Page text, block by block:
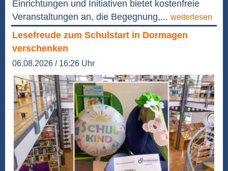
Einrichtungen und Initiativen bietet kostenfreie
Veranstaltungen an, die Begegnung,... weiterlesen
Lesefreude zum Schulstart in Dormagen
verschenken
06.08.2026 / 16:26 Uhr